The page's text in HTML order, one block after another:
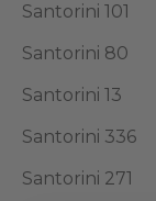
Santorini 101
Santorini 80
Santorini 13
Santorini 336
Santorini 271